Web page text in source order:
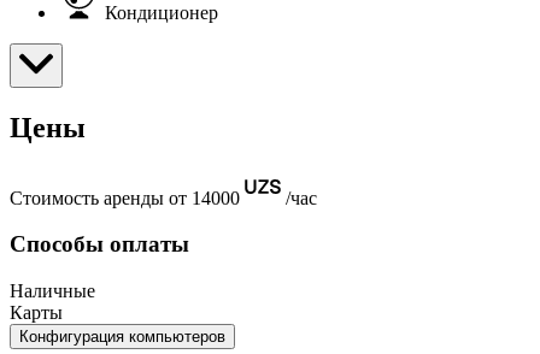
Кондиционер
Цены
Стоимость аренды от 14000 /час
Способы оплаты
Наличные
Карты
Конфигурация компьютеров